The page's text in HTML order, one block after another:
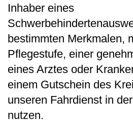
Inhaber eines
bestimmten Merkmalen,
Pflegestufe, einer
eines Arztes oder
einem Gutschein des
unseren Fahrdienst in
nutzen.